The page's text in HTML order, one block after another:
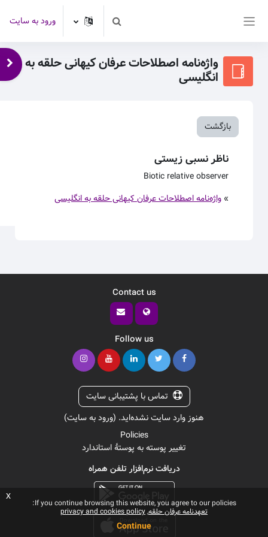
Toggle search inputورود به سایت
واژه‌نامه اصطلاحات عرفان کیهانی حلقه به
انگلیسی
بازگشت
ناظر نسبی زیستی
Biotic relative observer
» واژه‌نامه اصطلاحات عرفان کیهانی حلقه به انگلیسی
Contact us
Follow us
تماس با پشتیبانی سایت
هنوز وارد سایت نشده‌اید. (ورود به سایت)
Policies
تغییر پوسته به پوستهٔ استاندارد
دریافت نرم‌افزار تلفن همراه
If you continue browsing this website, you agree to our policies:
تعهدنامه عرفان حلقه privacy and cookies policy
Continue
x